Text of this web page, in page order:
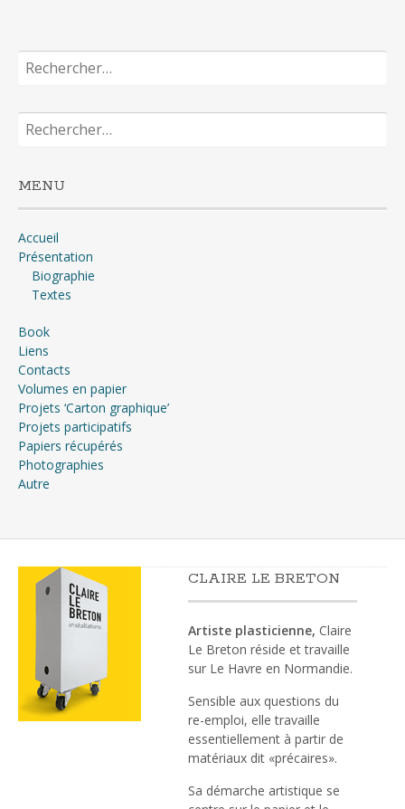
Rechercher :
Rechercher :
MENU
Accueil
Présentation
Biographie
Textes
Book
Liens
Contacts
Volumes en papier
Projets ‘Carton graphique’
Projets participatifs
Papiers récupérés
Photographies
Autre
CLAIRE LE BRETON
Artiste plasticienne, Claire
Le Breton réside et travaille
sur Le Havre en Normandie.
Sensible aux questions du
re-emploi, elle travaille
essentiellement à partir de
matériaux dit «précaires».
Sa démarche artistique se